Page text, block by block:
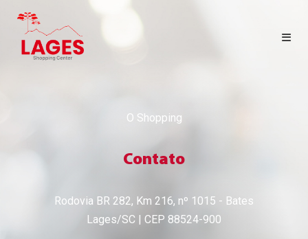
CONTATO
O Shopping
Contato
Rodovia BR 282, Km 216, nº 1015 - Bates
Lages/SC | CEP 88524-900